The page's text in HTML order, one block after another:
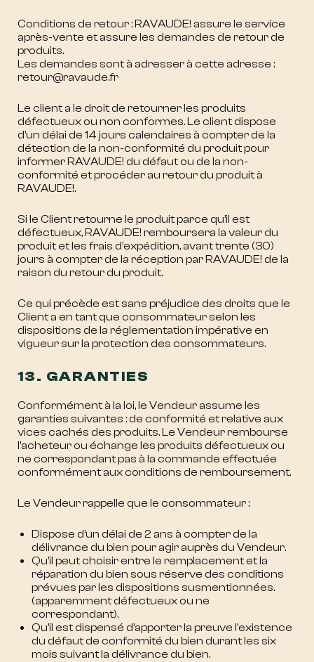
Conditions de retour : RAVAUDE! assure le service
après-vente et assure les demandes de retour de
produits.
Les demandes sont à adresser à cette adresse :
retour@ravaude.fr
Le client a le droit de retourner les produits
défectueux ou non conformes. Le client dispose
d’un délai de 14 jours calendaires à compter de la
détection de la non-conformité du produit pour
informer RAVAUDE! du défaut ou de la non-
conformité et procéder au retour du produit à
RAVAUDE!.
Si le Client retourne le produit parce qu’il est
défectueux, RAVAUDE! remboursera la valeur du
produit et les frais d’expédition, avant trente (30)
jours à compter de la réception par RAVAUDE! de la
raison du retour du produit.
Ce qui précède est sans préjudice des droits que le
Client a en tant que consommateur selon les
dispositions de la réglementation impérative en
vigueur sur la protection des consommateurs.
13. GARANTIES
Conformément à la loi, le Vendeur assume les
garanties suivantes : de conformité et relative aux
vices cachés des produits. Le Vendeur rembourse
l’acheteur ou échange les produits défectueux ou
ne correspondant pas à la commande effectuée
conformément aux conditions de remboursement.
Le Vendeur rappelle que le consommateur :
Dispose d’un délai de 2 ans à compter de la
délivrance du bien pour agir auprès du Vendeur.
Qu’il peut choisir entre le remplacement et la
réparation du bien sous réserve des conditions
prévues par les dispositions susmentionnées.
(apparemment défectueux ou ne
correspondant).
Qu’il est dispensé d’apporter la preuve l’existence
du défaut de conformité du bien durant les six
mois suivant la délivrance du bien.